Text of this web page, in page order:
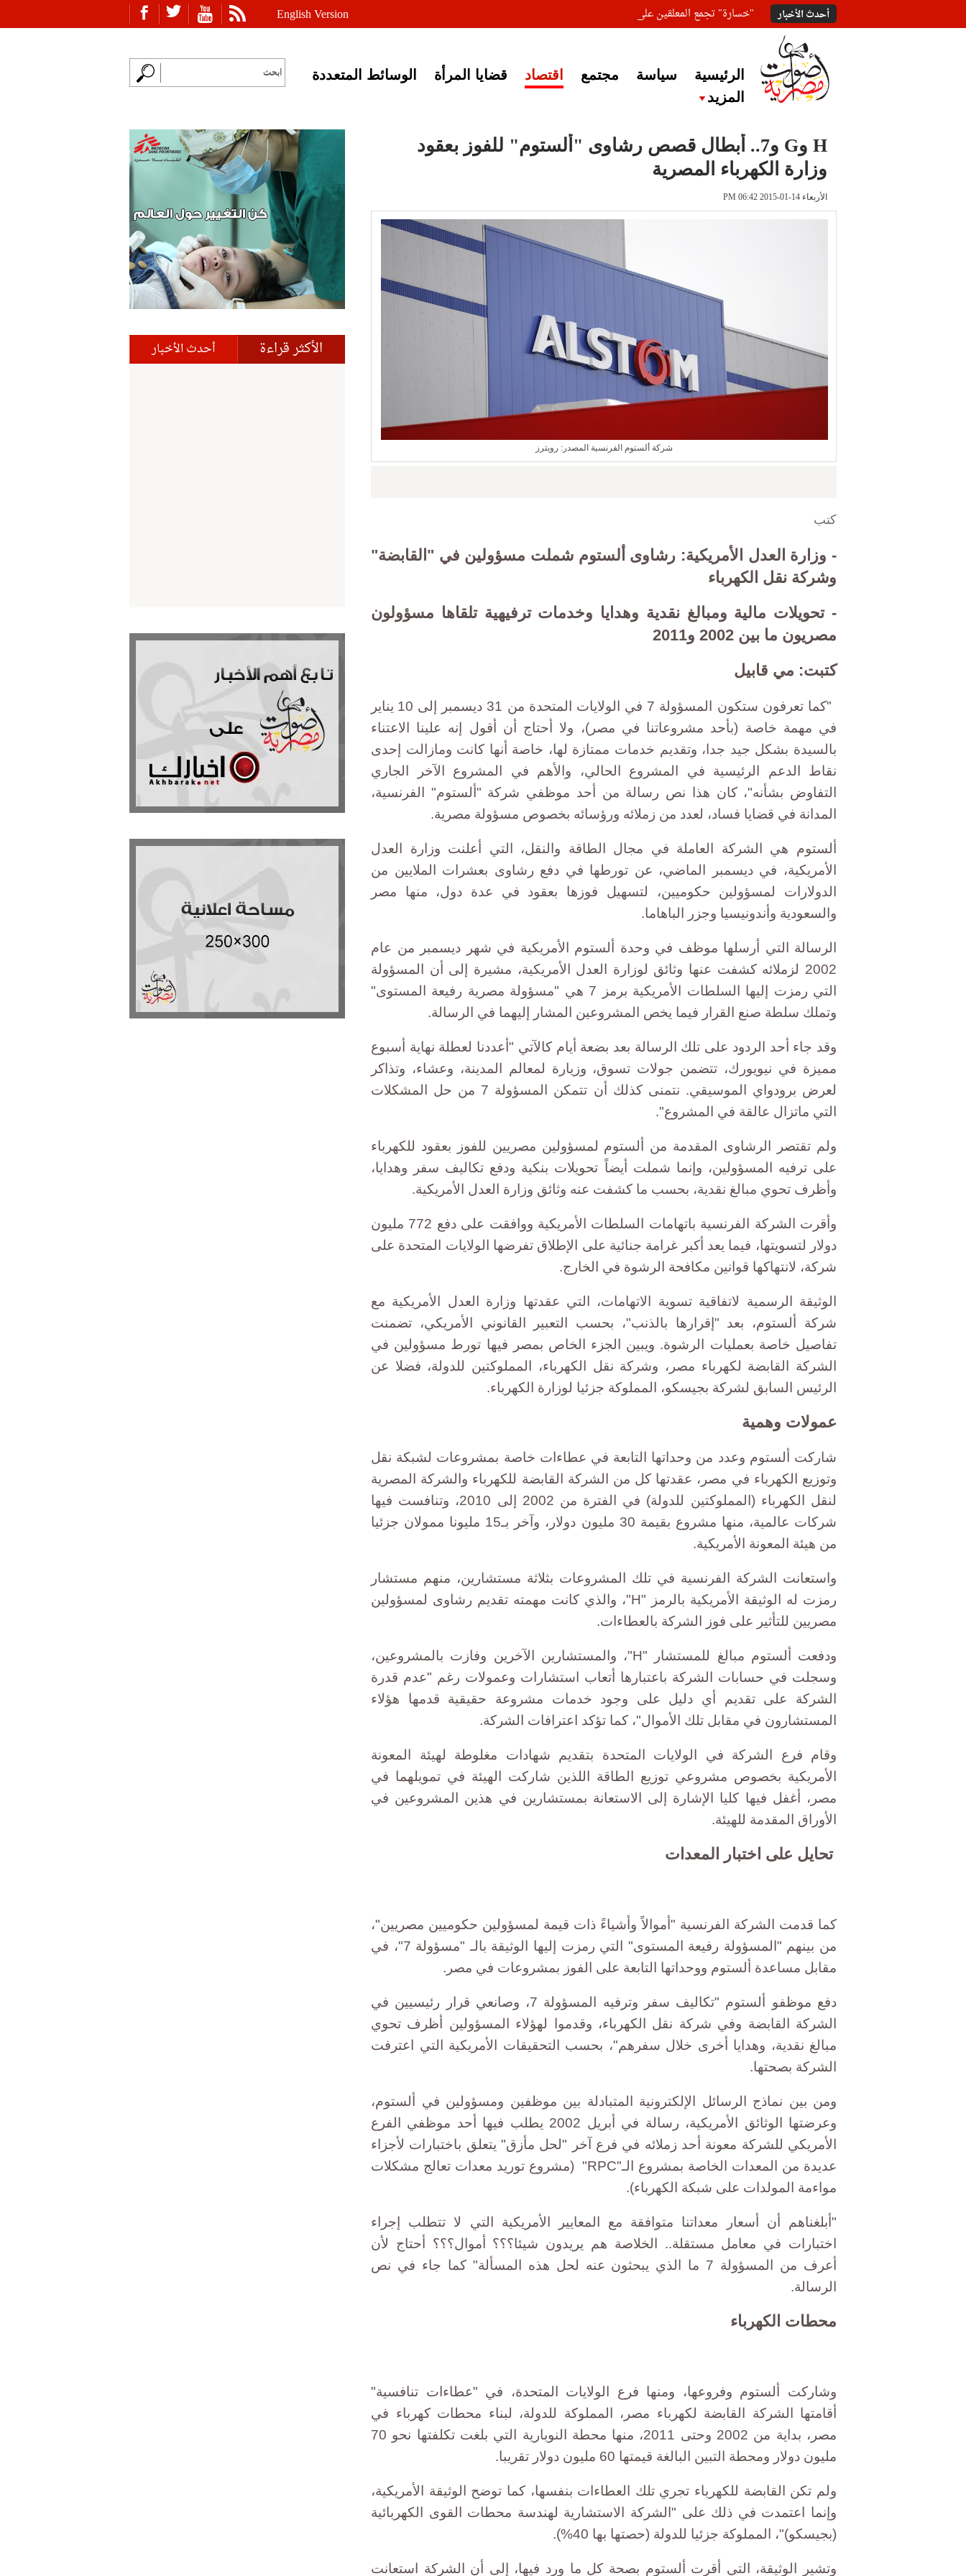
English Version أحدث الأخبار "خسارة" تجمع المعلقين على خبر إغلاق أصوات مصرية
الرئيسية سياسة مجتمع اقتصاد قضايا المرأة
الوسائط المتعددة
المزيد
H وG و7.. أبطال قصص رشاوى "ألستوم" للفوز بعقود
وزارة الكهرباء المصرية
الأربعاء 14-01-2015 PM 06:42
شركة ألستوم الفرنسية المصدر: رويترز
كتب
- وزارة العدل الأمريكية: رشاوى ألستوم شملت مسؤولين في "القابضة"
وشركة نقل الكهرباء
-تحويلات مالية ومبالغ نقدية وهدايا وخدمات ترفيهية تلقاها مسؤولون
مصريون ما بين 2002 و2011
كتبت: مي قابيل
"كما تعرفون ستكون المسؤولة 7 في الولايات المتحدة من 31 ديسمبر إلى 10 يناير
في مهمة خاصة (بأحد مشروعاتنا في مصر)، ولا أحتاج أن أقول إنه علينا الاعتناء
بالسيدة بشكل جيد جدا، وتقديم خدمات ممتازة لها، خاصة أنها كانت ومازالت إحدى
نقاط الدعم الرئيسية في المشروع الحالي، والأهم في المشروع الآخر الجاري
التفاوض بشأنه"، كان هذا نص رسالة من أحد موظفي شركة "ألستوم" الفرنسية،
المدانة في قضايا فساد، لعدد من زملائه ورؤسائه بخصوص مسؤولة مصرية.
ألستوم هي الشركة العاملة في مجال الطاقة والنقل، التي أعلنت وزارة العدل
الأمريكية، في ديسمبر الماضي، عن تورطها في دفع رشاوى بعشرات الملايين من
الدولارات لمسؤولين حكوميين، لتسهيل فوزها بعقود في عدة دول، منها مصر
والسعودية وأندونيسيا وجزر الباهاما.
الرسالة التي أرسلها موظف في وحدة ألستوم الأمريكية في شهر ديسمبر من عام
2002 لزملائه كشفت عنها وثائق لوزارة العدل الأمريكية، مشيرة إلى أن المسؤولة
التي رمزت إليها السلطات الأمريكية برمز 7 هي "مسؤولة مصرية رفيعة المستوى"
وتملك سلطة صنع القرار فيما يخص المشروعين المشار إليهما في الرسالة.
وقد جاء أحد الردود على تلك الرسالة بعد بضعة أيام كالآتي "أعددنا لعطلة نهاية أسبوع
مميزة في نيويورك، تتضمن جولات تسوق، وزيارة لمعالم المدينة، وعشاء، وتذاكر
لعرض برودواي الموسيقي. نتمنى كذلك أن تتمكن المسؤولة 7 من حل المشكلات
التي ماتزال عالقة في المشروع".
ولم تقتصر الرشاوى المقدمة من ألستوم لمسؤولين مصريين للفوز بعقود للكهرباء
على ترفيه المسؤولين، وإنما شملت أيضاً تحويلات بنكية ودفع تكاليف سفر وهدايا،
وأظرف تحوي مبالغ نقدية، بحسب ما كشفت عنه وثائق وزارة العدل الأمريكية.
وأقرت الشركة الفرنسية باتهامات السلطات الأمريكية ووافقت على دفع 772 مليون
دولار لتسويتها، فيما يعد أكبر غرامة جنائية على الإطلاق تفرضها الولايات المتحدة على
شركة، لانتهاكها قوانين مكافحة الرشوة في الخارج.
الوثيقة الرسمية لاتفاقية تسوية الاتهامات، التي عقدتها وزارة العدل الأمريكية مع
شركة ألستوم، بعد "إقرارها بالذنب"، بحسب التعبير القانوني الأمريكي، تضمنت
تفاصيل خاصة بعمليات الرشوة. ويبين الجزء الخاص بمصر فيها تورط مسؤولين في
الشركة القابضة لكهرباء مصر، وشركة نقل الكهرباء، المملوكتين للدولة، فضلا عن
الرئيس السابق لشركة بجيسكو، المملوكة جزئيا لوزارة الكهرباء.
عمولات وهمية
شاركت ألستوم وعدد من وحداتها التابعة في عطاءات خاصة بمشروعات لشبكة نقل
وتوزيع الكهرباء في مصر، عقدتها كل من الشركة القابضة للكهرباء والشركة المصرية
لنقل الكهرباء (المملوكتين للدولة) في الفترة من 2002 إلى 2010، وتنافست فيها
شركات عالمية، منها مشروع بقيمة 30 مليون دولار، وآخر بـ15 مليونا ممولان جزئيا
من هيئة المعونة الأمريكية.
واستعانت الشركة الفرنسية في تلك المشروعات بثلاثة مستشارين، منهم مستشار
رمزت له الوثيقة الأمريكية بالرمز "H"، والذي كانت مهمته تقديم رشاوى لمسؤولين
مصريين للتأثير على فوز الشركة بالعطاءات.
ودفعت ألستوم مبالغ للمستشار "H"، والمستشارين الآخرين وفازت بالمشروعين،
وسجلت في حسابات الشركة باعتبارها أتعاب استشارات وعمولات رغم "عدم قدرة
الشركة على تقديم أي دليل على وجود خدمات مشروعة حقيقية قدمها هؤلاء
المستشارون في مقابل تلك الأموال"، كما تؤكد اعترافات الشركة.
وقام فرع الشركة في الولايات المتحدة بتقديم شهادات مغلوطة لهيئة المعونة
الأمريكية بخصوص مشروعي توزيع الطاقة اللذين شاركت الهيئة في تمويلهما في
مصر، أغفل فيها كليا الإشارة إلى الاستعانة بمستشارين في هذين المشروعين في
الأوراق المقدمة للهيئة.
تحايل على اختبار المعدات
كما قدمت الشركة الفرنسية "أموالاً وأشياءً ذات قيمة لمسؤولين حكوميين مصريين"،
من بينهم "المسؤولة رفيعة المستوى" التي رمزت إليها الوثيقة بالـ "مسؤولة 7"، في
مقابل مساعدة ألستوم ووحداتها التابعة على الفوز بمشروعات في مصر.
دفع موظفو ألستوم "تكاليف سفر وترفيه المسؤولة 7، وصانعي قرار رئيسيين في
الشركة القابضة وفي شركة نقل الكهرباء، وقدموا لهؤلاء المسؤولين أظرف تحوي
مبالغ نقدية، وهدايا أخرى خلال سفرهم"، بحسب التحقيقات الأمريكية التي اعترفت
الشركة بصحتها.
ومن بين نماذج الرسائل الإلكترونية المتبادلة بين موظفين ومسؤولين في ألستوم،
وعرضتها الوثائق الأمريكية، رسالة في أبريل 2002 يطلب فيها أحد موظفي الفرع
الأمريكي للشركة معونة أحد زملائه في فرع آخر "لحل مأزق" يتعلق باختبارات لأجزاء
عديدة من المعدات الخاصة بمشروع الـ"RPC" (مشروع توريد معدات تعالج مشكلات
مواءمة المولدات على شبكة الكهرباء).
"أبلغناهم أن أسعار معداتنا متوافقة مع المعايير الأمريكية التي لا تتطلب إجراء
اختبارات في معامل مستقلة.. الخلاصة هم يريدون شيئا؟؟؟ أموال؟؟؟ أحتاج لأن
أعرف من المسؤولة 7 ما الذي يبحثون عنه لحل هذه المسألة" كما جاء في نص
الرسالة.
محطات الكهرباء
وشاركت ألستوم وفروعها، ومنها فرع الولايات المتحدة، في "عطاءات تنافسية"
أقامتها الشركة القابضة لكهرباء مصر، المملوكة للدولة، لبناء محطات كهرباء في
مصر، بداية من 2002 وحتى 2011، منها محطة النوبارية التي بلغت تكلفتها نحو 70
مليون دولار ومحطة التبين البالغة قيمتها 60 مليون دولار تقريبا.
ولم تكن القابضة للكهرباء تجري تلك العطاءات بنفسها، كما توضح الوثيقة الأمريكية،
وإنما اعتمدت في ذلك على "الشركة الاستشارية لهندسة محطات القوى الكهربائية
(بجيسكو)"، المملوكة جزئيا للدولة (حصتها بها 40%).
وتشير الوثيقة، التي أقرت ألستوم بصحة كل ما ورد فيها، إلى أن الشركة استعانت
الأكثر قراءة أحدث الأخبار